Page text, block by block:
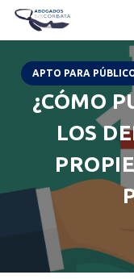
APTO PARA
¿CÓMO
LOS